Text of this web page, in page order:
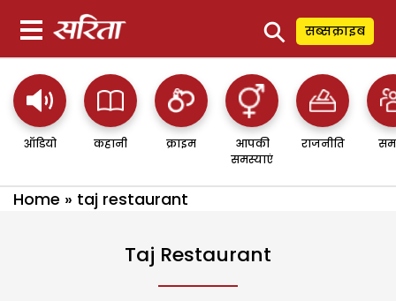
⚲ सब्सक्राइब
ऑडियो कहानी क्राइम
आपकी
समस्याएं
राजनीति
Home » taj restaurant
Taj Restaurant